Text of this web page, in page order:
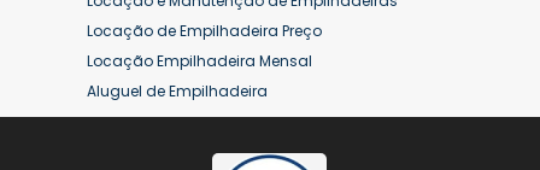
Locação de Empilhadeira Preço
Locação Empilhadeira Mensal
Aluguel de Empilhadeira
Aluguel de Empilhadeira a Combustão
Aluguel de Empilhadeira Diária Valor